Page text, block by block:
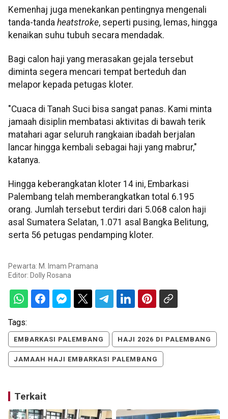
Kemenhaj juga menekankan pentingnya mengenali
tanda-tanda heatstroke, seperti pusing, lemas, hingga
kenaikan suhu tubuh secara mendadak.
Bagi calon haji yang merasakan gejala tersebut
diminta segera mencari tempat berteduh dan
melapor kepada petugas kloter.
"Cuaca di Tanah Suci bisa sangat panas. Kami minta
jamaah disiplin membatasi aktivitas di bawah terik
matahari agar seluruh rangkaian ibadah berjalan
lancar hingga kembali sebagai haji yang mabrur,"
katanya.
Hingga keberangkatan kloter 14 ini, Embarkasi
Palembang telah memberangkatkan total 6.195
orang. Jumlah tersebut terdiri dari 5.068 calon haji
asal Sumatera Selatan, 1.071 asal Bangka Belitung,
serta 56 petugas pendamping kloter.
Pewarta: M. Imam Pramana
Editor: Dolly Rosana
Tags:
EMBARKASI PALEMBANG HAJI 2026 DI PALEMBANG
JAMAAH HAJI EMBARKASI PALEMBANG
Terkait